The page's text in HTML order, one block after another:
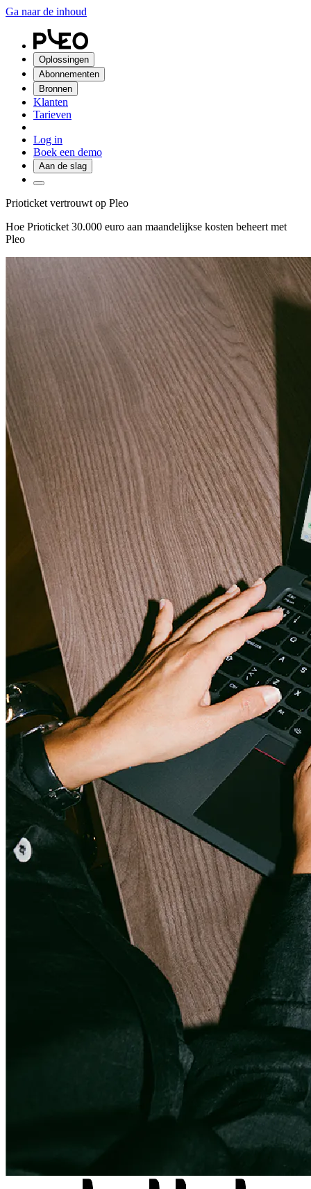
Ga naar de inhoud
Oplossingen
Abonnementen
Bronnen
Klanten
Tarieven
Log in
Boek een demo
Aan de slag
Prioticket vertrouwt op Pleo
Hoe Prioticket 30.000 euro aan maandelijkse kosten beheert met
Pleo